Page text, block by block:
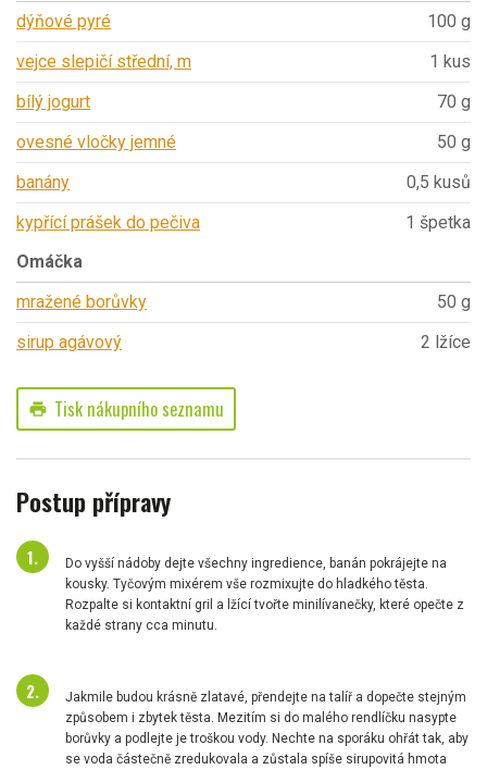
dýňové pyré
100 g
vejce slepičí střední, m
1 kus
bílý jogurt
70 g
ovesné vločky jemné
50 g
banány
0,5 kusů
kypřící prášek do pečiva
1 špetka
Omáčka
mražené borůvky
50 g
sirup agávový
2 lžíce
print Tisk nákupního seznamu
Postup přípravy
Do vyšší nádoby dejte všechny ingredience, banán pokrájejte na
kousky. Tyčovým mixérem vše rozmixujte do hladkého těsta.
Rozpalte si kontaktní gril a lžící tvořte minilívanečky, které opečte z
každé strany cca minutu.
Jakmile budou krásně zlatavé, přendejte na talíř a dopečte stejným
způsobem i zbytek těsta. Mezitím si do malého rendlíčku nasypte
borůvky a podlejte je troškou vody. Nechte na sporáku ohřát tak, aby
se voda částečně zredukovala a zůstala spíše sirupovitá hmota